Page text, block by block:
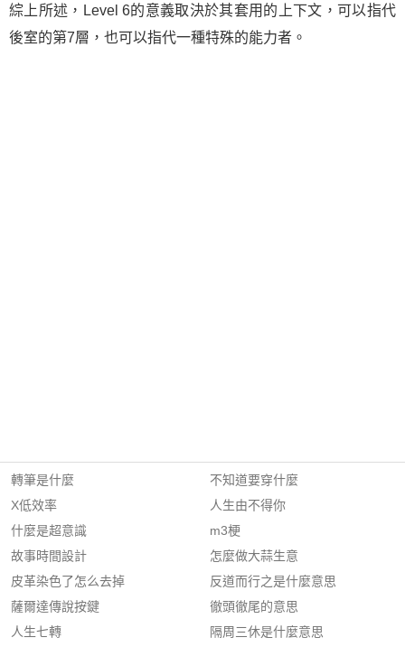
綜上所述，Level 6的意義取決於其套用的上下文，可以指代
後室的第7層，也可以指代一種特殊的能力者。
轉筆是什麼
X低效率
什麼是超意識
故事時間設計
皮革染色了怎么去掉
薩爾達傳說按鍵
人生七轉
不知道要穿什麼
人生由不得你
m3梗
怎麼做大蒜生意
反道而行之是什麼意思
徹頭徹尾的意思
隔周三休是什麼意思